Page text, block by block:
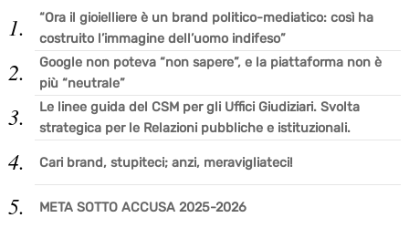
“Ora il gioielliere è un brand politico-mediatico: così ha
costruito l’immagine dell’uomo indifeso”
Google non poteva “non sapere”, e la piattaforma non è
più “neutrale”
Le linee guida del CSM per gli Uffici Giudiziari. Svolta
strategica per le Relazioni pubbliche e istituzionali.
Cari brand, stupiteci; anzi, meravigliateci!
META SOTTO ACCUSA 2025-2026